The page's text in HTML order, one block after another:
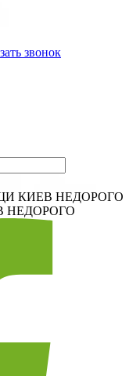
звонок
КИЕВ НЕДОРОГО
НЕДОРОГО